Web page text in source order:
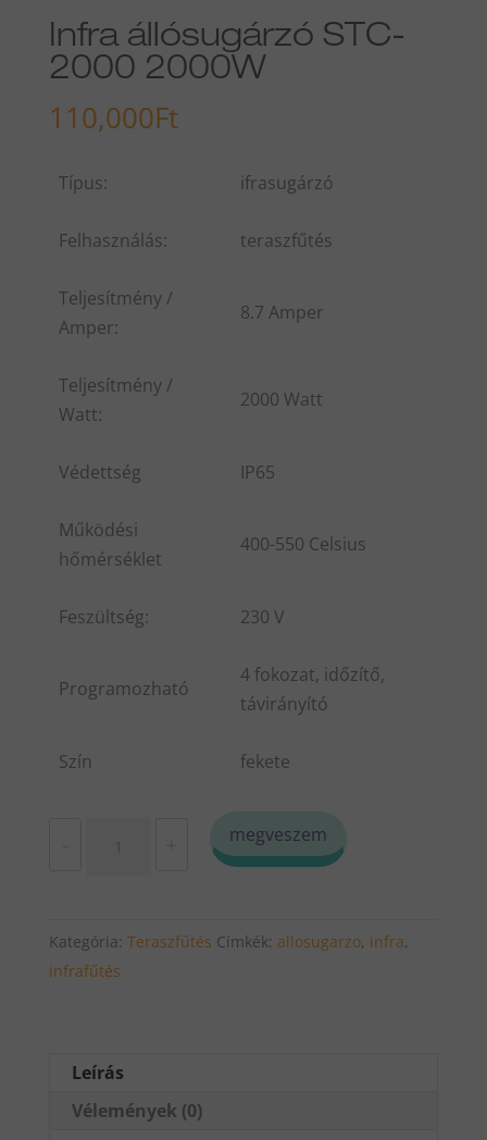
Infra állósugárzó STC-
2000 2000W
110,000Ft
Típus: ifrasugárzó
Felhasználás: teraszfűtés
Teljesítmény /
Amper:
8.7 Amper
Teljesítmény /
Watt:
2000 Watt
Védettség IP65
Működési
hőmérséklet
400-550 Celsius
Feszültség: 230 V
Programozható
4 fokozat, időzítő,
távirányító
Szín fekete
2000W
mennyiség
megveszem
Kategória: Teraszfűtés Címkék: allosugarzo, infra,
infrafűtés
Leírás
Vélemények (0)